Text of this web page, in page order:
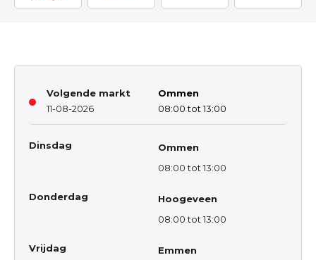
Volgende markt
11-08-2026
Ommen
08:00 tot 13:00
Dinsdag
Ommen
08:00 tot 13:00
Donderdag
Hoogeveen
08:00 tot 13:00
Vrijdag
Emmen